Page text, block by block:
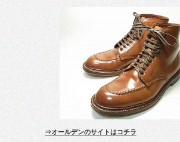
⇒オールデンのサイトはコチラ